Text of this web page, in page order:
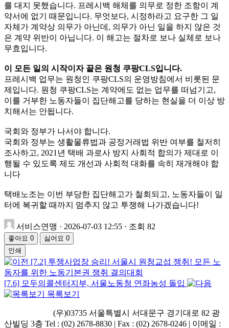
를 대지 못했습니다. 프레시백 해체를 의무로 정한 조항이 계
약서에 없기 때문입니다. 무엇보다, 시정하라고 요구한 그 일
자체가 계약상 의무가 아닌데, 의무가 아닌 일을 하지 않은 것
은 계약 위반이 아닙니다. 이 해고는 절차로 보나 실체로 보나
무효입니다.
이 모든 일의 시작이자 끝은 원청 쿠팡CLS입니다.
프레시백 업무는 원청인 쿠팡CLS의 운영방침에서 비롯된 문
제입니다. 원청 쿠팡CLS는 계약에도 없는 업무를 떠넘기고,
이를 거부한 노동자들이 집단해고를 당하는 현실을 더 이상 방
치해서는 안됩니다.
국회와 정부가 나서야 합니다.
국회와 정부는 생활물류법과 공정거래법 위반 여부를 철저히
조사하고, 2021년 택배 과로사 방지 사회적 합의가 제대로 이
행될 수 있도록 제도 개선과 사회적 대화를 속히 재개해야 합
니다
택배노조는 이번 부당한 집단해고가 철회되고, 노동자들이 일
터에 복귀할 때까지 멈추지 않고 투쟁해 나가겠습니다!
서비스연맹 · 2026-07-03 12:55 · 조회 82
좋아요 0 싫어요 0
인쇄
[7.2] 투쟁사업장 승리! 서울시 원청교섭 쟁취! 모든 노
동자를 위한 노동기본권 쟁취 결의대회
[7.6] 모두의콜센터지부, 서울노동청 연좌농성 돌입
목록보기
ㅤ ㅤ ㅤㅤ(우)03735 서울특별시 서대문구 경기대로 82 광
산빌딩 3층 Tel : (02) 2678-8830 | Fax : (02) 2678-0246 | 이메일 :